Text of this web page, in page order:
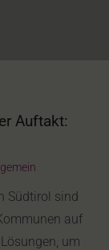
Auftakt:
Südtirol sind
auf
um